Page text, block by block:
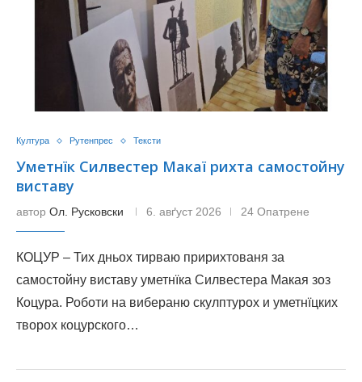
Култура Рутенпрес Тексти
Уметнїк Силвестер Макаї рихта самостойну
виставу
автор Ол. Русковски 6. авґуст 2026 24 Опатрене
КОЦУР – Тих дньох тирваю пририхтованя за
самостойну виставу уметнїка Силвестера Макая зоз
Коцура. Роботи на вибераню скулптурох и уметнїцких
творох коцурского…